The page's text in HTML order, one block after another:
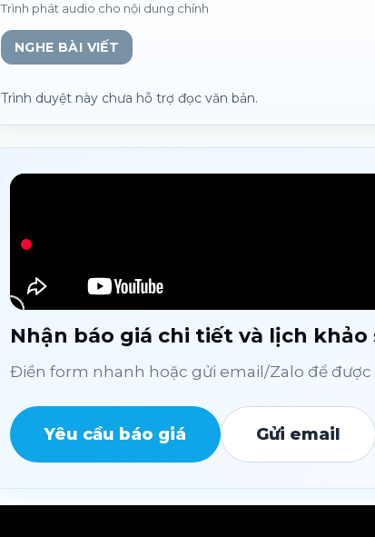
Trình phát audio cho nội dung chính
NGHE BÀI VIẾT
Trình duyệt này chưa hỗ trợ đọc văn bản.
Nhận báo giá chi tiết và lịch
Điền form nhanh hoặc gửi email/Zalo để được
Yêu cầu báo giá Gửi email